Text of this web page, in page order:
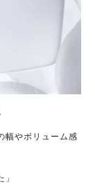
幅やボリューム感